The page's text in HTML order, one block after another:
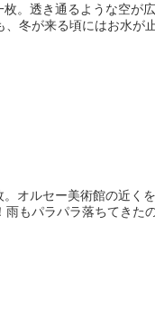
。透き通るような空が
冬が来る頃にはお水が
オルセー美術館の近く
もパラパラ落ちてきた